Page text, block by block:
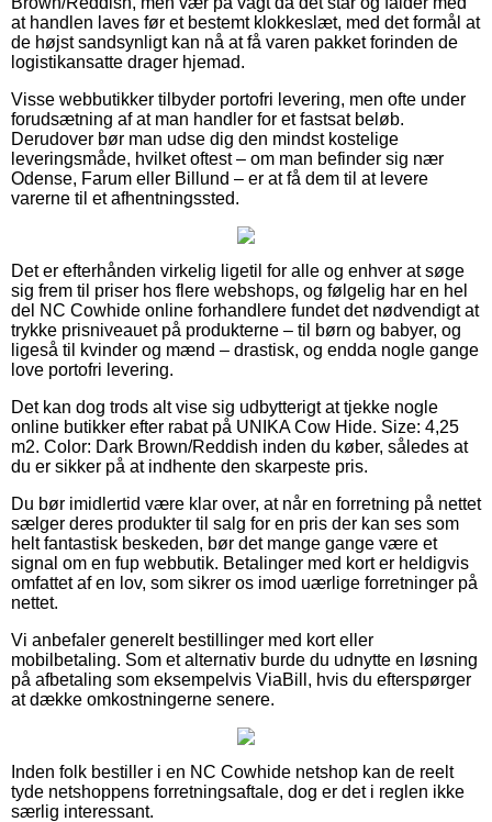
at handlen laves før et bestemt klokkeslæt, med det formål at
de højst sandsynligt kan nå at få varen pakket forinden de
logistikansatte drager hjemad.
Visse webbutikker tilbyder portofri levering, men ofte under
forudsætning af at man handler for et fastsat beløb.
Derudover bør man udse dig den mindst kostelige
leveringsmåde, hvilket oftest – om man befinder sig nær
Odense, Farum eller Billund – er at få dem til at levere
varerne til et afhentningssted.
Det er efterhånden virkelig ligetil for alle og enhver at søge
sig frem til priser hos flere webshops, og følgelig har en hel
del NC Cowhide online forhandlere fundet det nødvendigt at
trykke prisniveauet på produkterne – til børn og babyer, og
ligeså til kvinder og mænd – drastisk, og endda nogle gange
love portofri levering.
Det kan dog trods alt vise sig udbytterigt at tjekke nogle
online butikker efter rabat på UNIKA Cow Hide. Size: 4,25
m2. Color: Dark Brown/Reddish inden du køber, således at
du er sikker på at indhente den skarpeste pris.
Du bør imidlertid være klar over, at når en forretning på nettet
sælger deres produkter til salg for en pris der kan ses som
helt fantastisk beskeden, bør det mange gange være et
signal om en fup webbutik. Betalinger med kort er heldigvis
omfattet af en lov, som sikrer os imod uærlige forretninger på
nettet.
Vi anbefaler generelt bestillinger med kort eller
mobilbetaling. Som et alternativ burde du udnytte en løsning
på afbetaling som eksempelvis ViaBill, hvis du efterspørger
at dække omkostningerne senere.
Inden folk bestiller i en NC Cowhide netshop kan de reelt
tyde netshoppens forretningsaftale, dog er det i reglen ikke
særlig interessant.